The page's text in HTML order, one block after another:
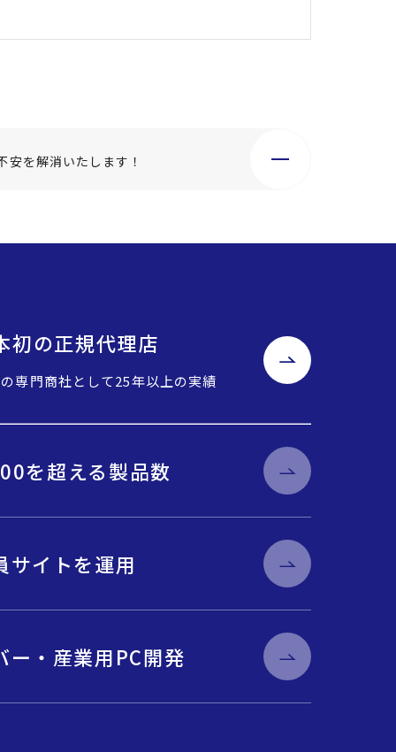
を解消いたします！
の正規代理店
専門商社として25年以上の実績
を超える製品数
サイトを運用
ー・産業用PC開発